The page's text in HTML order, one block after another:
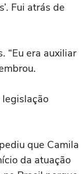
Fui atrás de
“Eu era auxiliar
que Camila
da atuação